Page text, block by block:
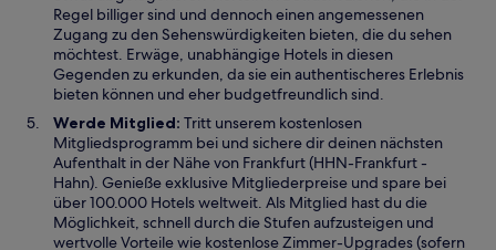
Regel billiger sind und dennoch einen angemessenen
Zugang zu den Sehenswürdigkeiten bieten, die du sehen
möchtest. Erwäge, unabhängige Hotels in diesen
Gegenden zu erkunden, da sie ein authentischeres Erlebnis
bieten können und eher budgetfreundlich sind.
Werde Mitglied: Tritt unserem kostenlosen
Mitgliedsprogramm bei und sichere dir deinen nächsten
Aufenthalt in der Nähe von Frankfurt (HHN-Frankfurt -
Hahn). Genieße exklusive Mitgliederpreise und spare bei
über 100.000 Hotels weltweit. Als Mitglied hast du die
Möglichkeit, schnell durch die Stufen aufzusteigen und
wertvolle Vorteile wie kostenlose Zimmer-Upgrades (sofern